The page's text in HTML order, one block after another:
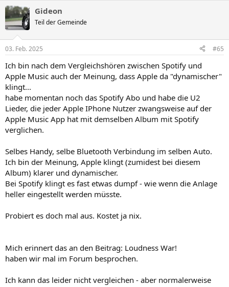
k
t
i
e
:
Gideon
Teil der Gemeinde
03. Feb. 2025 #65
Ich bin nach dem Vergleichshören zwischen Spotify und
Apple Music auch der Meinung, dass Apple da "dynamischer"
klingt...
habe momentan noch das Spotify Abo und habe die U2
Lieder, die jeder Apple IPhone Nutzer zwangsweise auf der
Apple Music App hat mit demselben Album mit Spotify
verglichen.
Selbes Handy, selbe Bluetooth Verbindung im selben Auto.
Ich bin der Meinung, Apple klingt (zumidest bei diesem
Album) klarer und dynamischer.
Bei Spotify klingt es fast etwas dumpf - wie wenn die Anlage
heller eingestellt werden müsste.
Probiert es doch mal aus. Kostet ja nix.
Mich erinnert das an den Beitrag: Loudness War!
haben wir mal im Forum besprochen.
Ich kann das leider nicht vergleichen - aber normalerweise